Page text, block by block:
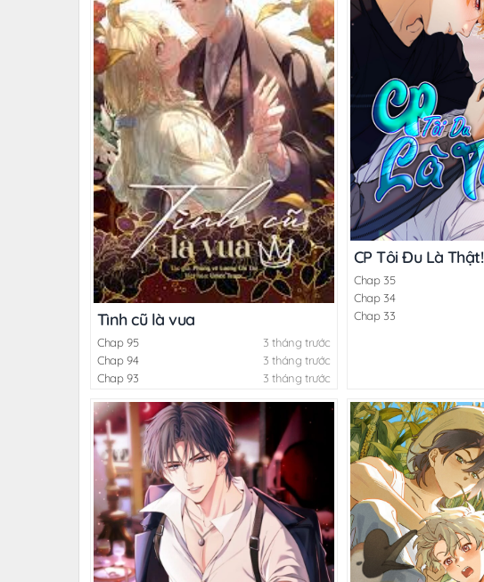
Tình cũ là vua
Chap 95
3 tháng trước
Chap 94
3 tháng trước
Chap 93
3 tháng trước
CP Tôi Đu Là Thật!
Chap 35
Chap 34
Chap 33